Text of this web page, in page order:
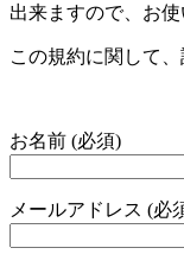
出来ますので、お
この規約に関して
お名前 (必須)
メールアドレス (必